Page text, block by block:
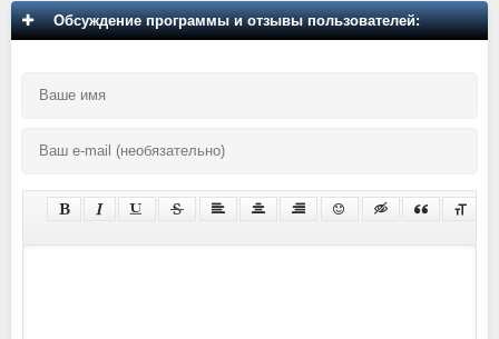
Обсуждение программы и отзывы пользователей: